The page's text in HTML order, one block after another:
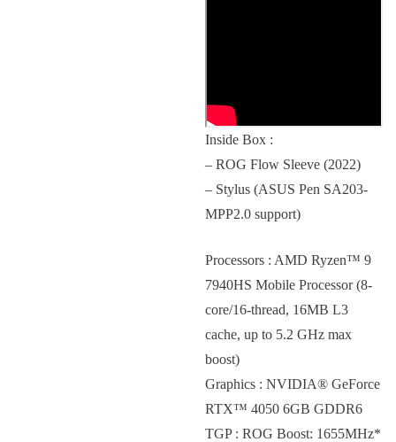
Inside Box :
– ROG Flow Sleeve (2022)
– Stylus (ASUS Pen SA203-
MPP2.0 support)
Processors : AMD Ryzen™ 9
7940HS Mobile Processor (8-
core/16-thread, 16MB L3
cache, up to 5.2 GHz max
boost)
Graphics : NVIDIA® GeForce
RTX™ 4050 6GB GDDR6
TGP : ROG Boost: 1655MHz*